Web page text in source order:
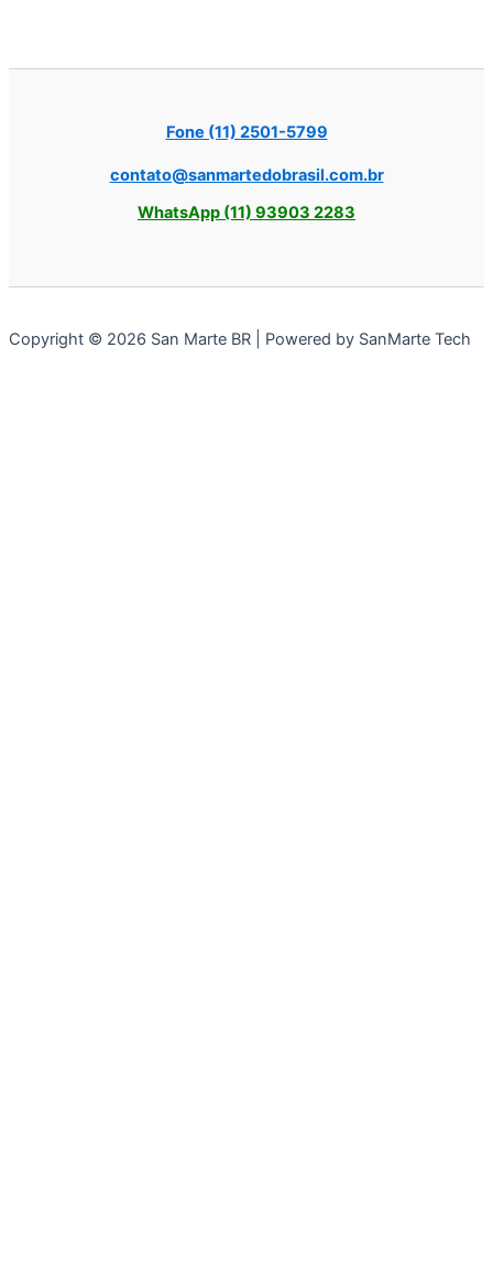
Fone (11) 2501-5799
contato@sanmartedobrasil.com.br
WhatsApp (11) 93903 2283
Copyright © 2026 San Marte BR | Powered by SanMarte Tech